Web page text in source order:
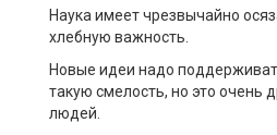
Наука имеет чрезвычайно
хлебную важность.
Новые идеи надо
такую смелость, но это очень
людей.